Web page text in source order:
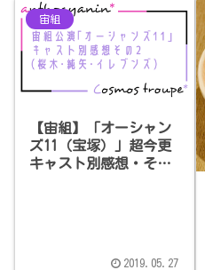
宙組
【宙組】「オーシャン
ズ11（宝塚）」超今更
キャスト別感想・その
2019.05.27